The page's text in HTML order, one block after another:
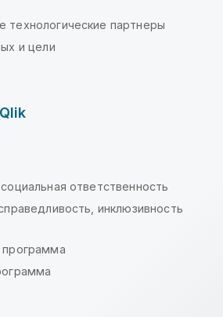
партнеры
и цели
ответственность
инклюзивность
программа